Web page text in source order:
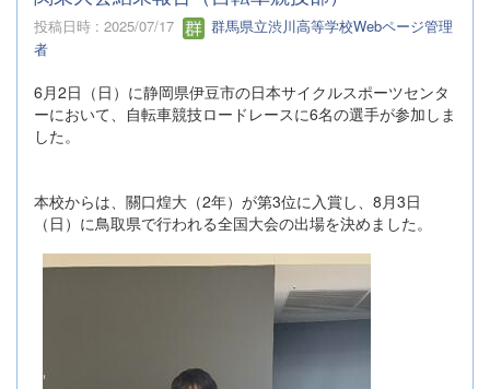
投稿日時 : 2025/07/17
群馬県立渋川高等学校Webページ管理
者
6月2日（日）に静岡県伊豆市の日本サイクルスポーツセンタ
ーにおいて、自転車競技ロードレースに6名の選手が参加しま
した。
本校からは、關口煌大（2年）が第3位に入賞し、8月3日
（日）に鳥取県で行われる全国大会の出場を決めました。